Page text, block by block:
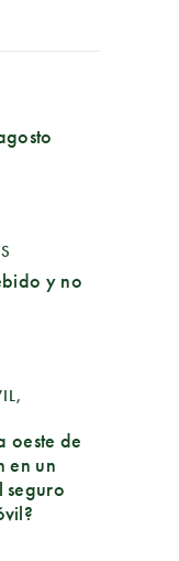
y no
oeste de
en un
seguro